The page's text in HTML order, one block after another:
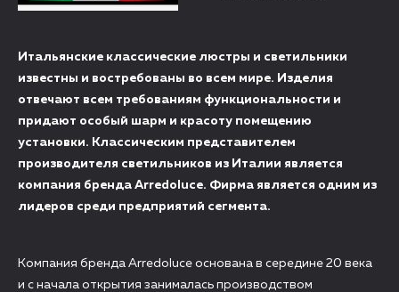
Итальянские классические люстры и светильники
известны и востребованы во всем мире. Изделия
отвечают всем требованиям функциональности и
придают особый шарм и красоту помещению
установки. Классическим представителем
производителя светильников из Италии является
компания бренда Arredoluce. Фирма является одним из
лидеров среди предприятий сегмента.
Компания бренда Arredoluce основана в середине 20 века
и с начала открытия занималась производством